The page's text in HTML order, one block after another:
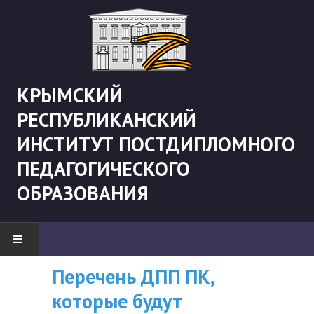
КРЫМСКИЙ
РЕСПУБЛИКАНСКИЙ
ИНСТИТУТ ПОСТДИПЛОМНОГО
ПЕДАГОГИЧЕСКОГО
ОБРАЗОВАНИЯ
НОВОСТИ
"Боевая" русистика
ВНИМАНИЮ
СЛУШАТЕЛЕЙ, У
Перечень ДПП ПК,
которые будут